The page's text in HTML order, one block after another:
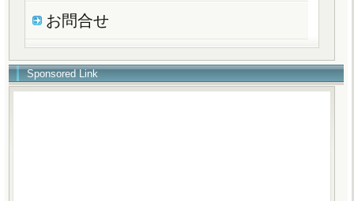
お問合せ
Sponsored Link